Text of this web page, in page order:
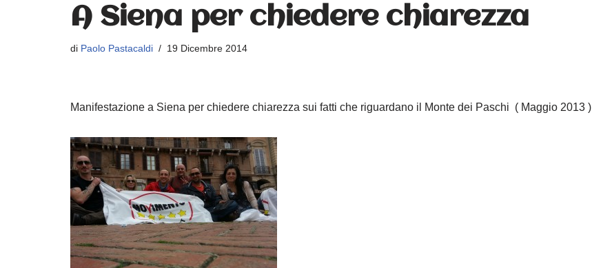
A Siena per chiedere chiarezza
di Paolo Pastacaldi 19 Dicembre 2014
Manifestazione a Siena per chiedere chiarezza sui fatti che riguardano il Monte dei Paschi ( Maggio 2013 )